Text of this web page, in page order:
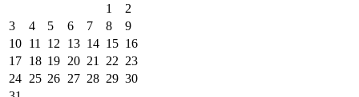
1
2
3
4 5 6 7 8
9
10 11 12 13 14 15 16
17 18 19 20 21 22 23
24 25 26 27 28 29 30